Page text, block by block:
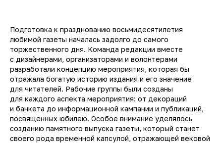
Подготовка к празднованию восьмидесятилетия
любимой газеты началась задолго до самого
торжественного дня. Команда редакции вместе
с дизайнерами, организаторами и волонтерами
разработали концепцию мероприятия, которая бы
отражала богатую историю издания и его значение
для читателей. Рабочие группы были созданы
для каждого аспекта мероприятия: от декораций
и банкета до информационной кампании и публикаций,
посвященных юбилею. Особое внимание уделялось
созданию памятного выпуска газеты, который станет
своего рода временной капсулой, отражающей вековой